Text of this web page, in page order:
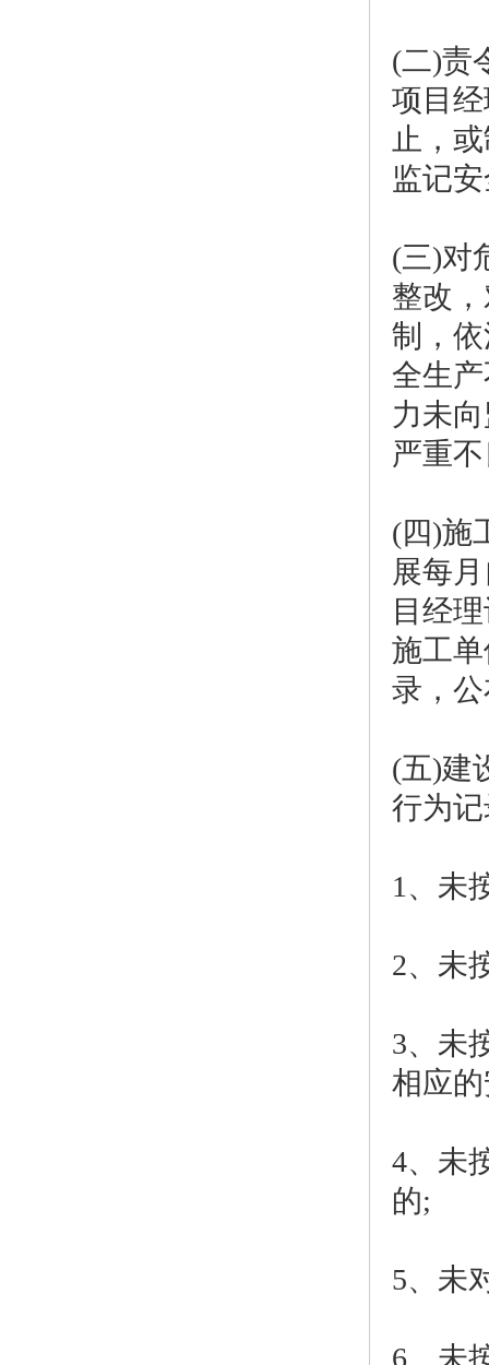
(二)责
项目
止，
监记
(三)对
整改
制，
全生
力未
严重
(四)施
展每
目经
施工
录，
(五)建
行为
1、未
2、未
3、未
相应
4、未
的;
5、未
6、未